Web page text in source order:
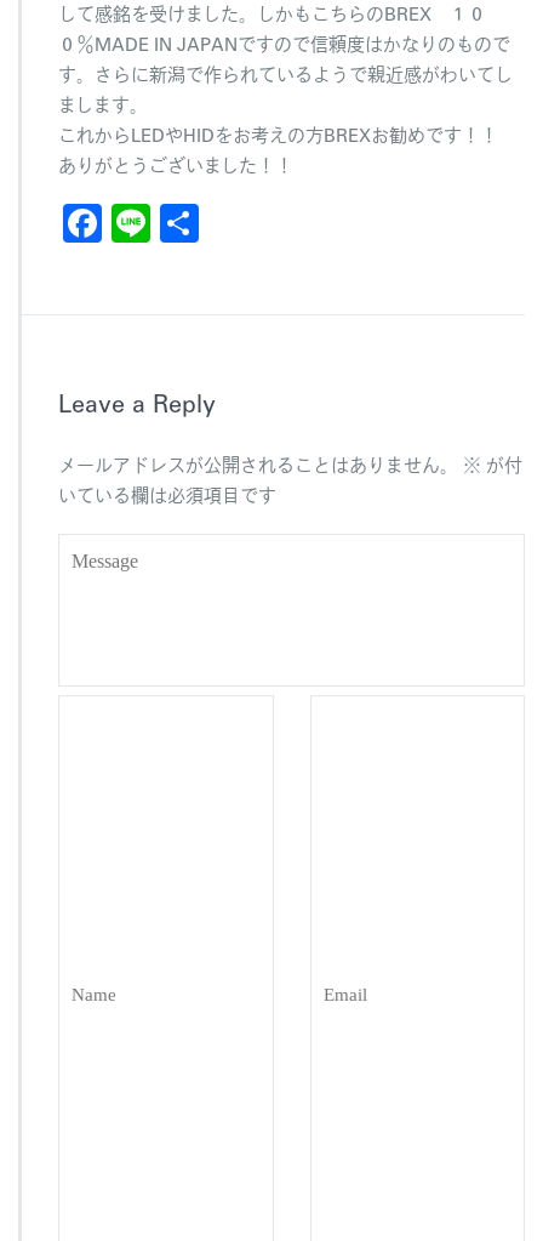
して感銘を受けました。しかもこちらのBREX １０
０％MADE IN JAPANですので信頼度はかなりのもので
す。さらに新潟で作られているようで親近感がわいてし
まします。
これからLEDやHIDをお考えの方BREXお勧めです！！
ありがとうございました！！
F
c
o
o
k
Li
e
Leave a Reply
メールアドレスが公開されることはありません。 ※ が付
いている欄は必須項目です